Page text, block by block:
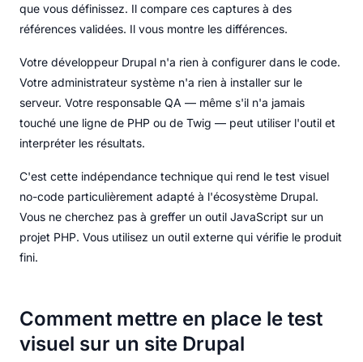
que vous définissez. Il compare ces captures à des
références validées. Il vous montre les différences.
Votre développeur Drupal n'a rien à configurer dans le code.
Votre administrateur système n'a rien à installer sur le
serveur. Votre responsable QA — même s'il n'a jamais
touché une ligne de PHP ou de Twig — peut utiliser l'outil et
interpréter les résultats.
C'est cette indépendance technique qui rend le test visuel
no-code particulièrement adapté à l'écosystème Drupal.
Vous ne cherchez pas à greffer un outil JavaScript sur un
projet PHP. Vous utilisez un outil externe qui vérifie le produit
fini.
Comment mettre en place le test
visuel sur un site Drupal